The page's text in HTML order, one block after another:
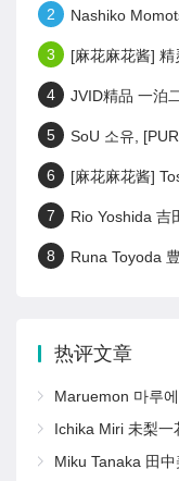
2 Nashiko Momotsuki 桃月
3 [麻花麻花酱]
4 JVID精品 一泊二日獨
5 SoU 소유,
6 [麻花麻花酱]
7 Rio Yoshida 吉田莉
8 Runa Toyoda 豊田ルナ,
热评文章
Maruemon 마루
Ichika Miri 未梨一花,
Miku Tanaka 田中美空,